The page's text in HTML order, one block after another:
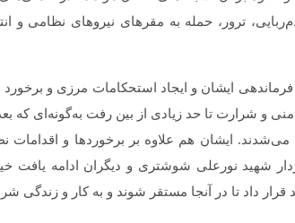
ترور، حمله به مقرهای نیروهای نظامی و
ایشان و ایجاد استحکامات مرزی و
و شرارت تا حد زیادی از بین رفت به‌گونه­‌ای که
ایشان هم علاوه بر برخوردها و اقدامات
شهید نورعلی شوشتری و دیگران ادامه یافت
داد تا در آنجا مستقر شوند و به کار و زندگی